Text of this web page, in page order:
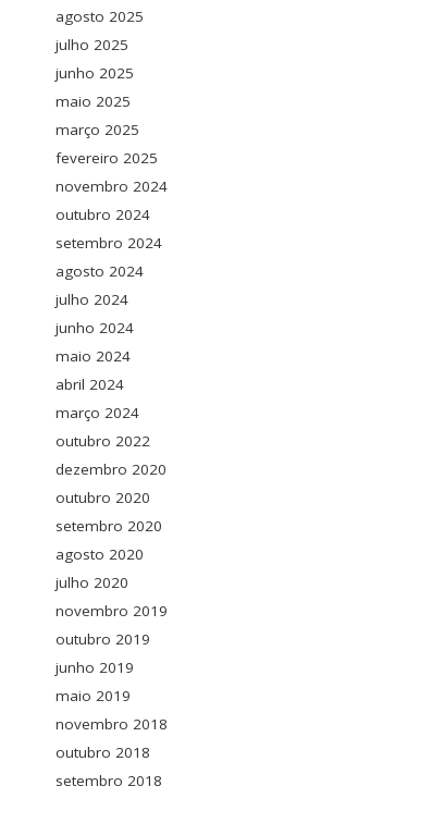
agosto 2025
julho 2025
junho 2025
maio 2025
março 2025
fevereiro 2025
novembro 2024
outubro 2024
setembro 2024
agosto 2024
julho 2024
junho 2024
maio 2024
abril 2024
março 2024
outubro 2022
dezembro 2020
outubro 2020
setembro 2020
agosto 2020
julho 2020
novembro 2019
outubro 2019
junho 2019
maio 2019
novembro 2018
outubro 2018
setembro 2018